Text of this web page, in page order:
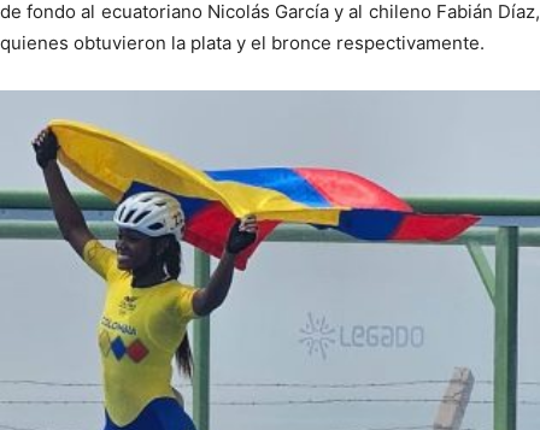
de fondo al ecuatoriano Nicolás García y al chileno Fabián Díaz,
quienes obtuvieron la plata y el bronce respectivamente.